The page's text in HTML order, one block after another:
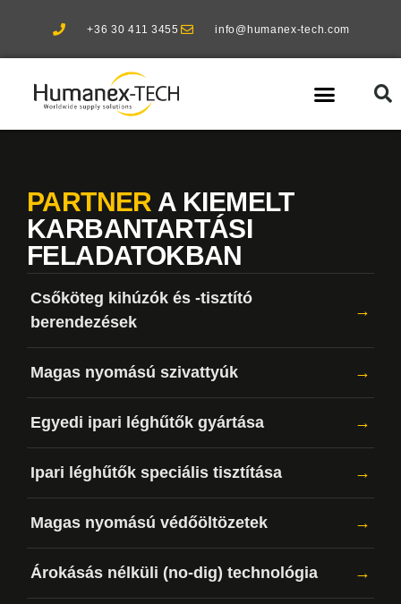
+36 30 411 3455 info@humanex-tech.com
PARTNER A KIEMELT
KARBANTARTÁSI
FELADATOKBAN
Csőköteg kihúzók és -tisztító
berendezések
→
Magas nyomású szivattyúk →
Egyedi ipari léghűtők gyártása →
Ipari léghűtők speciális tisztítása →
Magas nyomású védőöltözetek →
Árokásás nélküli (no-dig) technológia →